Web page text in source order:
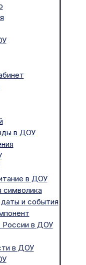
в ДОУ
в ДОУ
символика
и события
России в ДОУ
в ДОУ